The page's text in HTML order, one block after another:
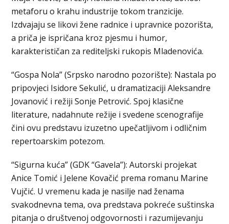
metaforu o krahu industrije tokom tranzicije.
Izdvajaju se likovi žene radnice i upravnice pozorišta,
a priča je ispričana kroz pjesmu i humor,
karakterističan za rediteljski rukopis Mladenovića.
“Gospa Nola” (Srpsko narodno pozorište): Nastala po
pripovjeci Isidore Sekulić, u dramatizaciji Aleksandre
Jovanović i režiji Sonje Petrović. Spoj klasične
literature, nadahnute režije i svedene scenografije
čini ovu predstavu izuzetno upečatljivom i odličnim
repertoarskim potezom.
“Sigurna kuća” (GDK “Gavela”): Autorski projekat
Anice Tomić i Jelene Kovačić prema romanu Marine
Vujčić. U vremenu kada je nasilje nad ženama
svakodnevna tema, ova predstava pokreće suštinska
pitanja o društvenoj odgovornosti i razumijevanju